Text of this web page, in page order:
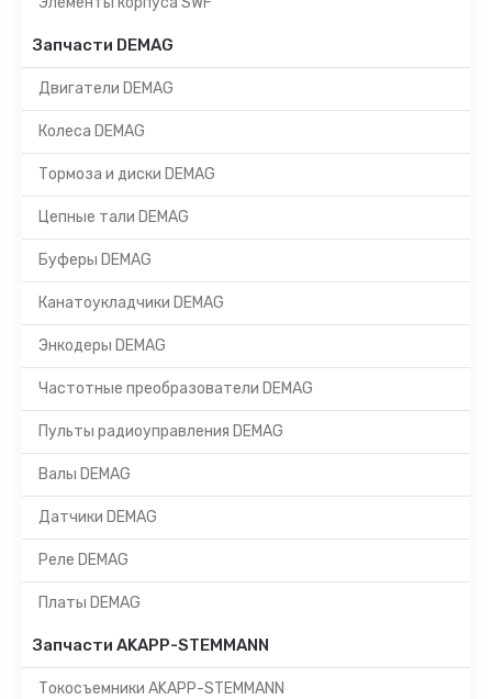
Запчасти DEMAG
Двигатели DEMAG
Колеса DEMAG
Тормоза и диски DEMAG
Цепные тали DEMAG
Буферы DEMAG
Канатоукладчики DEMAG
Энкодеры DEMAG
Частотные преобразователи DEMAG
Пульты радиоуправления DEMAG
Валы DEMAG
Датчики DEMAG
Реле DEMAG
Платы DEMAG
Запчасти AKAPP-STEMMANN
Токосъемники AKAPP-STEMMANN